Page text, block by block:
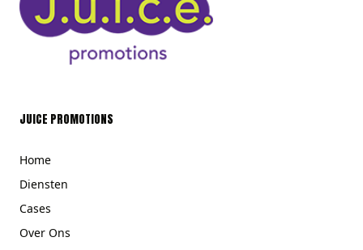
JUICE PROMOTIONS
Home
Diensten
Cases
Over Ons